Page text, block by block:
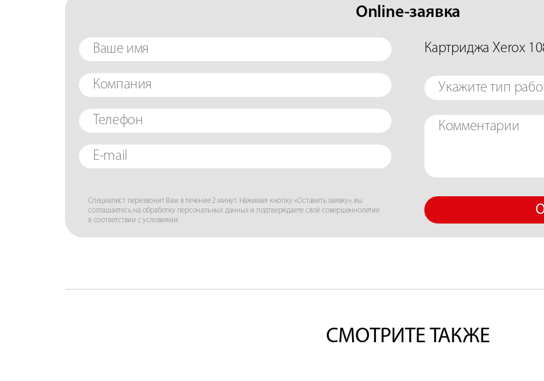
Online-заявка
Картриджа Xerox
Укажите тип
Специалист перезвонит Вам в течение 2 минут. Нажимая кнопку «Оставить заявку», вы
соглашаетесь на обработку персональных данных и подтверждаете своё совершеннолетие
в соответствии с условиями.
СМОТРИТЕ ТАКЖЕ